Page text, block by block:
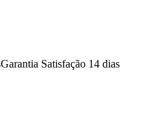
Garantia Satisfação 14 dias